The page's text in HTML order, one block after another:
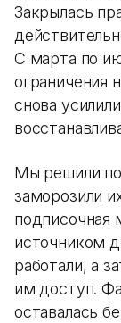
Закрылась
С марта по
ограничения
снова
Мы решили
заморозили
источником
работали, а
им доступ.
оставалась